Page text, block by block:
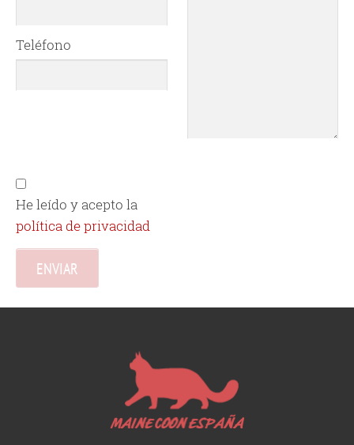
Teléfono
He leído y acepto la
política de privacidad